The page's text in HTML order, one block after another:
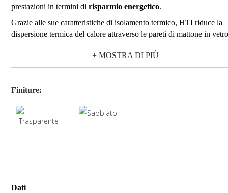
prestazioni in termini dirisparmio energetico.
Grazie alle sue caratteristiche di isolamento termico, HTI riduce la
dispersione termica del calore attraverso le pareti di mattone in
A differenza dei mattoni di vetro standard che presentano un
+ MOSTRA DI PIÙ
Finiture:
Dati